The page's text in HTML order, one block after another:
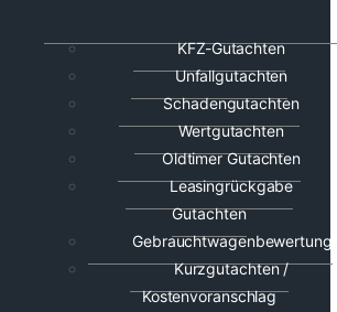
KFZ-Gutachten
Unfallgutachten
Schadengutachten
Wertgutachten
Oldtimer Gutachten
Leasingrückgabe
Gutachten
Gebrauchtwagenbewertung
Kurzgutachten /
Kostenvoranschlag